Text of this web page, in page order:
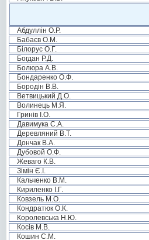
Абдуллін О.Р.
Бабаєв О.М.
Білорус О.Г.
Богдан Р.Д.
Болюра А.В.
Бондаренко О.Ф.
Бородін В.В.
Ветвицький Д.О.
Волинець М.Я.
Гринів І.О.
Давимука С.А.
Деревляний В.Т.
Дончак В.А.
Дубовой О.Ф.
Жеваго К.В.
Зімін Є.І.
Кальченко В.М.
Кириленко І.Г.
Ковзель М.О.
Кондратюк О.К.
Королевська Н.Ю.
Косів М.В.
Кошин С.М.